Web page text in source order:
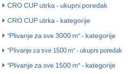
CRO CUP utrka - ukupni poredak
CRO CUP utrka - kategorije
"Plivanje za sve 3000 m" - kategorije
"Plivanje za sve 1500 m" - ukupni poredak
"Plivanje za sve 1500 m" - kategorije